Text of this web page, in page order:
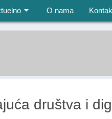
O nama
društva i